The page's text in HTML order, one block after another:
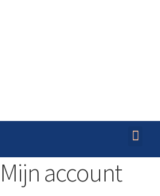
Mijn account